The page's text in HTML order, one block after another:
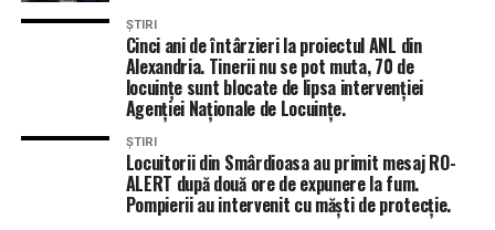
ȘTIRI
Cinci ani de întârzieri la proiectul ANL din
Alexandria. Tinerii nu se pot muta, 70 de
locuințe sunt blocate de lipsa intervenției
Agenției Naționale de Locuințe.
ȘTIRI
Locuitorii din Smârdioasa au primit mesaj RO-
ALERT după două ore de expunere la fum.
Pompierii au intervenit cu măști de protecție.